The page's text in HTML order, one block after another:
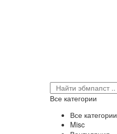
Все категории
Все категории
Misc